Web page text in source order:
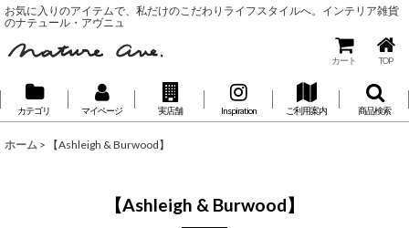
お気に入りのアイテムで、私だけのこだわりライフスタイルへ。インテリア雑貨
のナテュール・アヴニュ
カート TOP
カテゴリ マイページ 実店舗 Inspiration ご利用案内 商品検索
ホーム > 【Ashleigh & Burwood】
【Ashleigh & Burwood】